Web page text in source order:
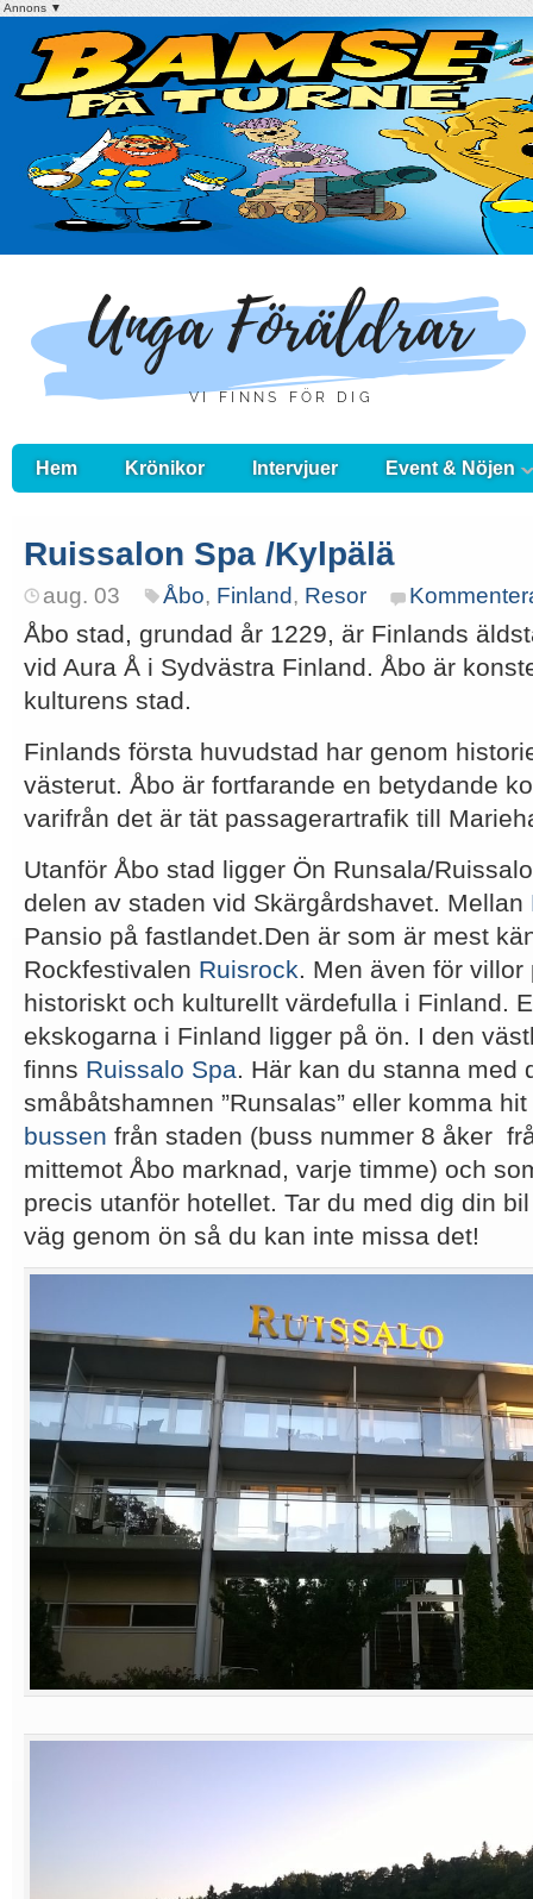
Annons ▼
Hem Krönikor Intervjuer Event & Nöjen
Ruissalon Spa /Kylpälä
aug. 03 Åbo, Finland, Resor
Åbo stad, grundad år 1229, är Finlands
vid Aura Å i Sydvästra Finland. Åbo är
kulturens stad.
Finlands första huvudstad har genom
västerut. Åbo är fortfarande en betydande
varifrån det är tät passagerartrafik till
Utanför Åbo stad ligger Ön Runsala/
delen av staden vid Skärgårdshavet. Mellan
Pansio på fastlandet.Den är som är mest
Rockfestivalen Ruisrock. Men även för villor
historiskt och kulturellt värdefulla i Finland.
ekskogarna i Finland ligger på ön. I den
finns Ruissalo Spa. Här kan du stanna med
småbåtshamnen ”Runsalas” eller komma
bussen från staden (buss nummer 8 åker
mittemot Åbo marknad, varje timme) och
precis utanför hotellet. Tar du med dig din
väg genom ön så du kan inte missa det!